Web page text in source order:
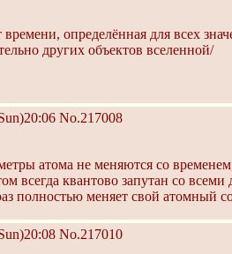
определённая для всех
других объектов вселенной/
No.217008
атома не меняются со
всегда квантово запутан со
полностью меняет свой атомный
No.217010